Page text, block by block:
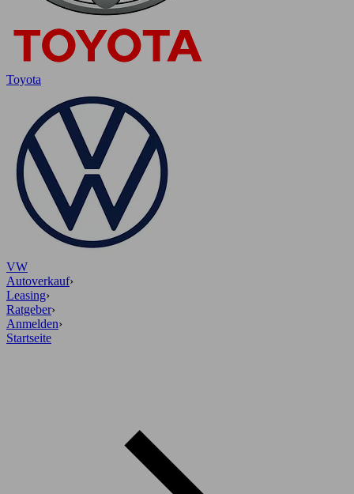
Toyota
VW
Autoverkauf›
Leasing›
Ratgeber›
Anmelden›
Startseite